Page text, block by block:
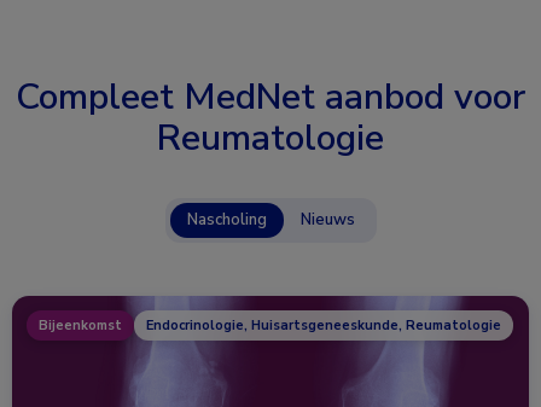
Compleet MedNet aanbod voor
Reumatologie
Nascholing Nieuws
Bijeenkomst Endocrinologie, Huisartsgeneeskunde, Reumatologie